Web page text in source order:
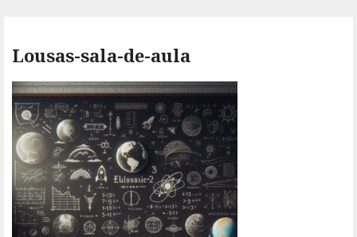
Lousas-sala-de-aula